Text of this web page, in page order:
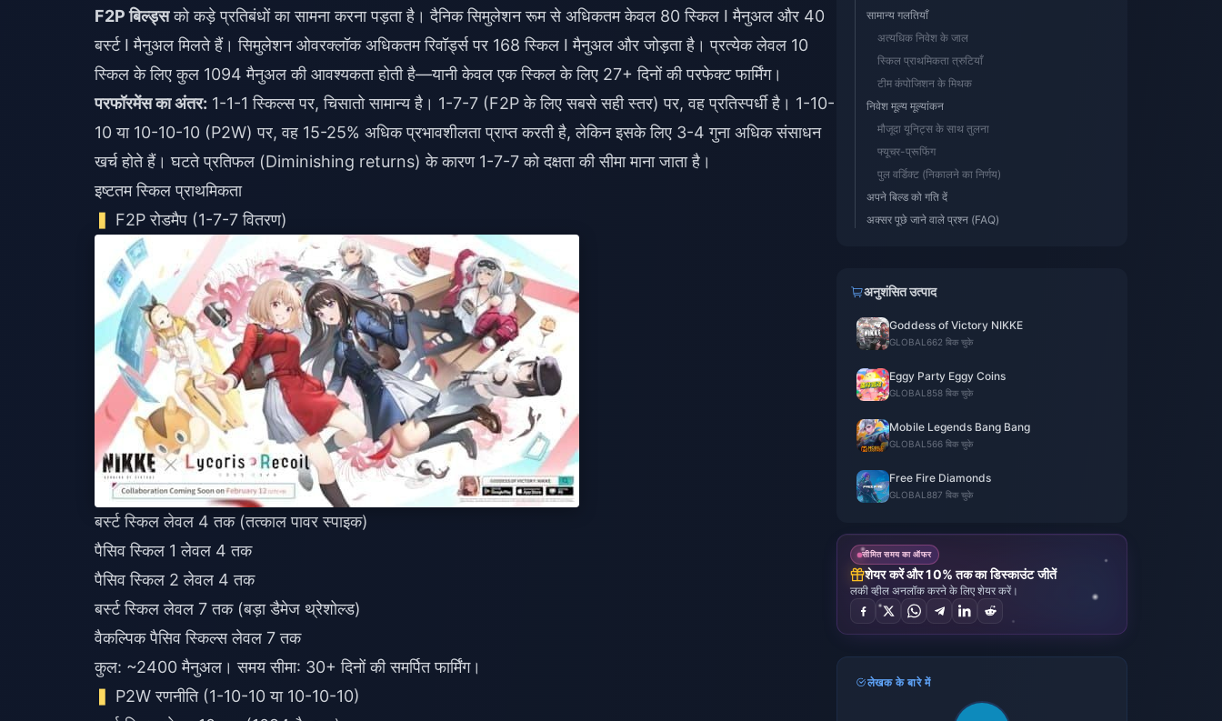
F2P बिल्ड्सको कड़े प्रतिबंधों का सामना करना पड़ता है। दैनिक सिमुलेशन रूम से अधिकतम केवल 80 स्किल I मैनुअल और 40
बर्स्ट I मैनुअल मिलते हैं। सिमुलेशन ओवरक्लॉक अधिकतम रिवॉर्ड्स पर 168 स्किल I मैनुअल और जोड़ता है। प्रत्येक लेवल 10
स्किल के लिए कुल 1094 मैनुअल की आवश्यकता होती है—यानी केवल एक स्किल के लिए 27+ दिनों की परफेक्ट फार्मिंग।
परफॉरमेंस का अंतर: 1-1-1 स्किल्स पर, चिसातो सामान्य है। 1-7-7 (F2P के लिए सबसे सही स्तर) पर, वह प्रतिस्पर्धी है। 1-10-
10 या 10-10-10 (P2W) पर, वह 15-25% अधिक प्रभावशीलता प्राप्त करती है, लेकिन इसके लिए 3-4 गुना अधिक संसाधन
खर्च होते हैं। घटते प्रतिफल (Diminishing returns) के कारण 1-7-7 को दक्षता की सीमा माना जाता है।
इष्टतम स्किल प्राथमिकता
F2P रोडमैप (1-7-7 वितरण)
बर्स्ट स्किल लेवल 4 तक (तत्काल पावर स्पाइक)
पैसिव स्किल 1 लेवल 4 तक
पैसिव स्किल 2 लेवल 4 तक
बर्स्ट स्किल लेवल 7 तक (बड़ा डैमेज थ्रेशोल्ड)
वैकल्पिक पैसिव स्किल्स लेवल 7 तक
कुल: ~2400 मैनुअल। समय सीमा: 30+ दिनों की समर्पित फार्मिंग।
P2W रणनीति (1-10-10 या 10-10-10)
सामान्य गलतियाँ
अत्यधिक निवेश के जाल
स्किल प्राथमिकता त्रुटियाँ
टीम कंपोजिशन के मिथक
निवेश मूल्य मूल्यांकन
मौजूदा यूनिट्स के साथ तुलना
फ्यूचर-प्रूफिंग
पुल वर्डिक्ट (निकालने का निर्णय)
अपने बिल्ड को गति दें
अक्सर पूछे जाने वाले प्रश्न (FAQ)
अनुशंसित उत्पाद
Goddess of Victory NIKKE
GLOBAL 662 बिक चुके
Eggy Party Eggy Coins
GLOBAL 858 बिक चुके
Mobile Legends Bang Bang
GLOBAL 566 बिक चुके
Free Fire Diamonds
GLOBAL 887 बिक चुके
सीमित समय का ऑफर
शेयर करें और 10% तक का डिस्काउंट जीतें
लकी व्हील अनलॉक करने के लिए शेयर करें।
लेखक के बारे में